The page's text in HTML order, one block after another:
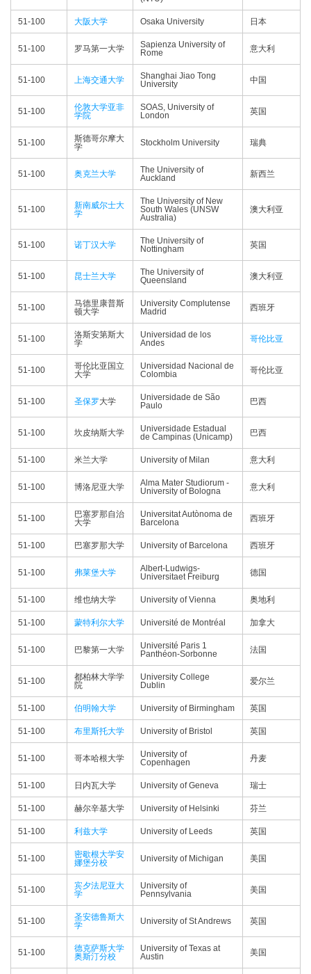
51-100 大阪大学 Osaka University 日本
51-100 罗马第一大学
Sapienza University of
Rome
意大利
51-100 上海交通大学
Shanghai Jiao Tong
University
中国
51-100
伦敦大学亚非
学院
SOAS, University of
London
英国
51-100
斯德哥尔摩大
学
Stockholm University 瑞典
51-100 奥克兰大学
The University of
Auckland
新西兰
51-100
新南威尔士大
学
The University of New
South Wales (UNSW
Australia)
澳大利亚
51-100 诺丁汉大学
The University of
Nottingham
英国
51-100 昆士兰大学
The University of
Queensland
澳大利亚
51-100
马德里康普斯
顿大学
University Complutense
Madrid
西班牙
51-100
洛斯安第斯大
学
Universidad de los
Andes
哥伦比亚
51-100
哥伦比亚国立
大学
Universidad Nacional de
Colombia
哥伦比亚
51-100 圣保罗大学
Universidade de São
Paulo
巴西
51-100 坎皮纳斯大学
Universidade Estadual
de Campinas (Unicamp)
巴西
51-100 米兰大学 University of Milan 意大利
51-100 博洛尼亚大学
Alma Mater Studiorum -
University of Bologna
意大利
51-100
巴塞罗那自治
大学
Universitat Autònoma de
Barcelona
西班牙
51-100 巴塞罗那大学 University of Barcelona 西班牙
51-100 弗莱堡大学
Albert-Ludwigs-
Universitaet Freiburg
德国
51-100 维也纳大学 University of Vienna 奥地利
51-100 蒙特利尔大学 Université de Montréal 加拿大
51-100 巴黎第一大学
Université Paris 1
Panthéon-Sorbonne
法国
51-100
都柏林大学学
院
University College
Dublin
爱尔兰
51-100 伯明翰大学 University of Birmingham 英国
51-100 布里斯托大学 University of Bristol 英国
51-100 哥本哈根大学
University of
Copenhagen
丹麦
51-100 日内瓦大学 University of Geneva 瑞士
51-100 赫尔辛基大学 University of Helsinki 芬兰
51-100 利兹大学 University of Leeds 英国
51-100
密歇根大学安
娜堡分校
University of Michigan 美国
51-100
宾夕法尼亚大
学
University of
Pennsylvania
美国
51-100
圣安德鲁斯大
学
University of St Andrews 英国
51-100
德克萨斯大学
奥斯汀分校
University of Texas at
Austin
美国